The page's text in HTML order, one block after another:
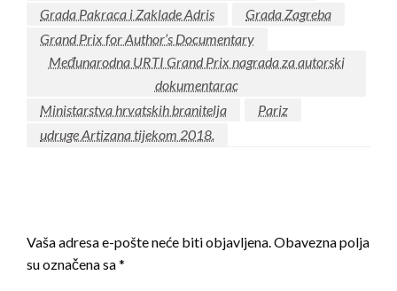
Grada Pakraca i Zaklade Adris
Grada Zagreba
Grand Prix for Author’s Documentary
Međunarodna URTI Grand Prix nagrada za autorski
dokumentarac
Ministarstva hrvatskih branitelja
Pariz
udruge Artizana tijekom 2018.
Vaša adresa e-pošte neće biti objavljena. Obavezna polja
su označena sa*